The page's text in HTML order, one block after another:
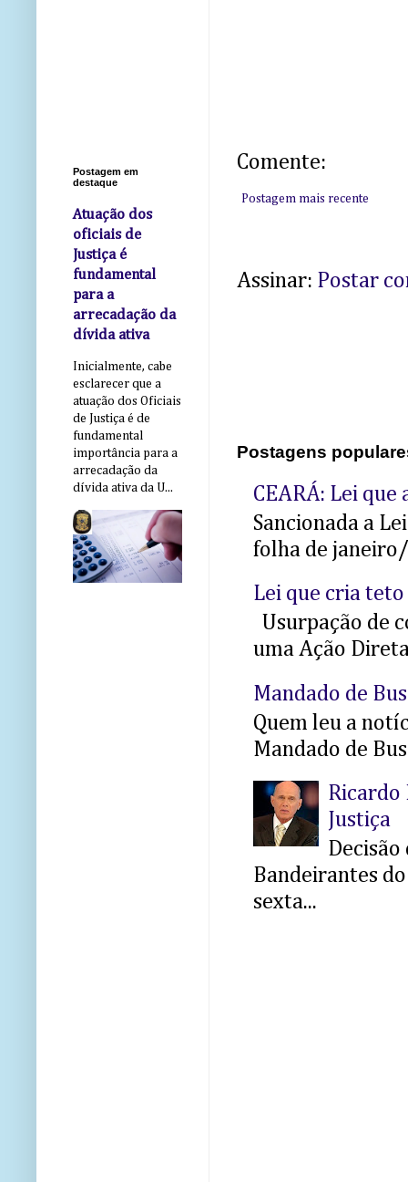
Comente:
Postagem mais recente
Assinar: Postar
Postagens
CEARÁ: Lei
Sancionada a
folha de
Lei que cria
Usurpação de
uma Ação
Mandado de
Quem leu a
Mandado de
Ricardo
Justiça
Decisão
Bandeirantes
sexta...
Postagem em
destaque
Atuação dos
oficiais de
Justiça é
fundamental
para a
arrecadação da
dívida ativa
Inicialmente, cabe
esclarecer que a
atuação dos Oficiais
de Justiça é de
fundamental
importância para a
arrecadação da
dívida ativa da U...